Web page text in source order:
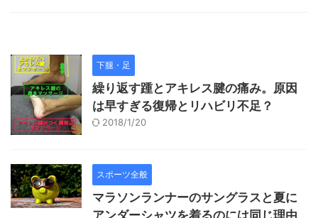
下腿・足
繰り返す踵とアキレス腱の痛み。原因
は早すぎる復帰とリハビリ不足？
2018/1/20
スポーツ全般
マラソンランナーのサングラスと夏に
アンダーシャツを着るのには同じ理由